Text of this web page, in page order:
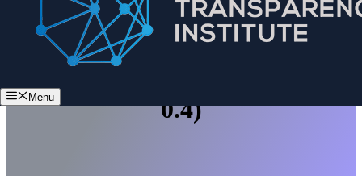
Menu
0.4)